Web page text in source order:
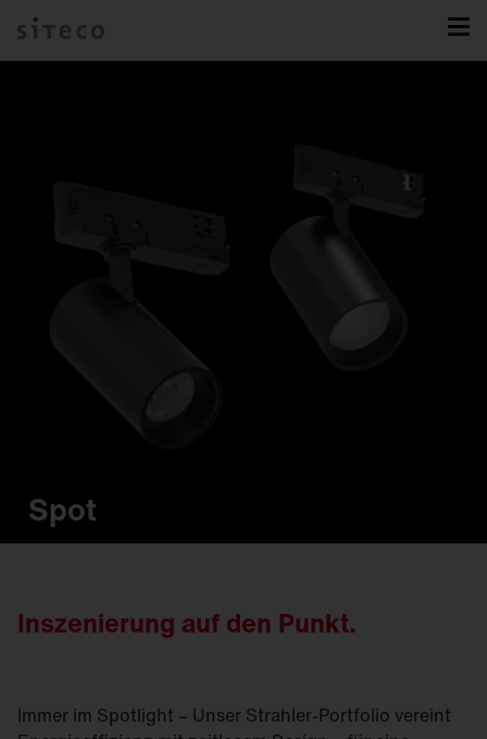
Spot
Inszenierung auf den Punkt.
Immer im Spotlight – Unser Strahler-Portfolio vereint